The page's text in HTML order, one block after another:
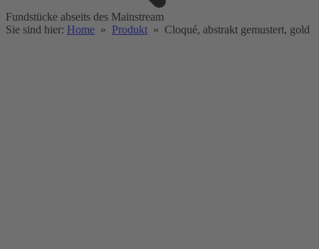
Fundstücke abseits des Mainstream
Sie sind hier: Home » Produkt » Cloqué, abstrakt gemustert, gold